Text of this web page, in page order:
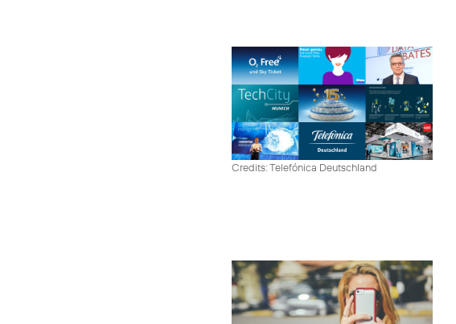
Credits: Telefónica Deutschland